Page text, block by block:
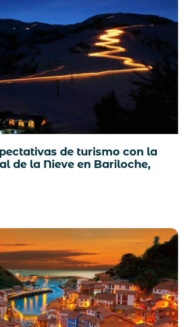
de turismo con la
de la Nieve en Bariloche,